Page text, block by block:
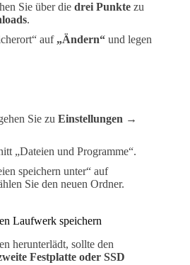
Sie über die drei Punkte zu
.
auf „Ändern“ und legen
Sie zu Einstellungen →
„Dateien und Programme“.
speichern unter“ auf
Sie den neuen Ordner.
Laufwerk speichern
herunterlädt, sollte den
Festplatte oder SSD